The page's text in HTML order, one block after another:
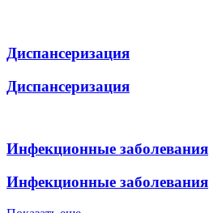
Диспансеризация
Диспансеризация
Инфекционные заболевания
Инфекционные заболевания